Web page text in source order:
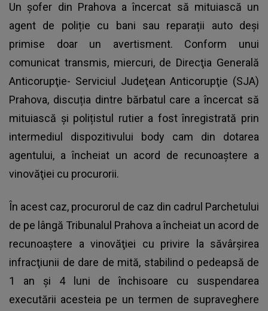
Un șofer din Prahova a încercat să mituiască un
agent de poliție cu bani sau reparații auto deși
primise doar un avertisment. Conform unui
comunicat transmis, miercuri, de Direcţia Generală
Anticorupţie- Serviciul Judeţean Anticorupţie (SJA)
Prahova, discuția dintre bărbatul care a încercat să
mituiască și polițistul rutier a fost înregistrată prin
intermediul dispozitivului body cam din dotarea
agentului, a încheiat un acord de recunoaştere a
vinovăţiei cu procurorii.
În acest caz, procurorul de caz din cadrul Parchetului
de pe lângă Tribunalul Prahova a încheiat un acord de
recunoaştere a vinovăţiei cu privire la săvârşirea
infracţiunii de dare de mită, stabilind o pedeapsă de
1 an şi 4 luni de închisoare cu suspendarea
executării acesteia pe un termen de supraveghere